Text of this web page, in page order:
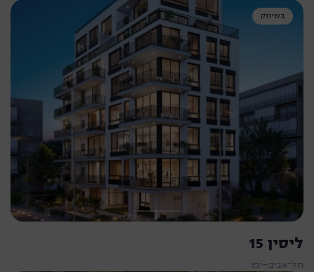
בשיווק
ליסין 15
תל־אביב–יפו